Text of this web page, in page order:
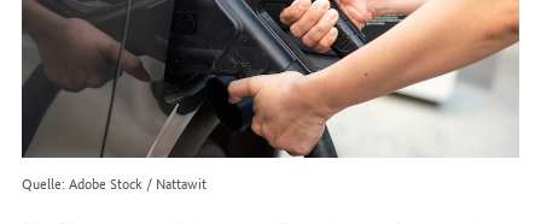
Quelle: Adobe Stock / Nattawit